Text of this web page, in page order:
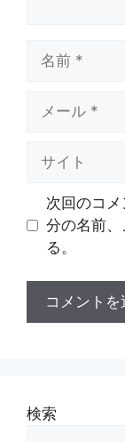
次回のコ
分の名前
る。
検索